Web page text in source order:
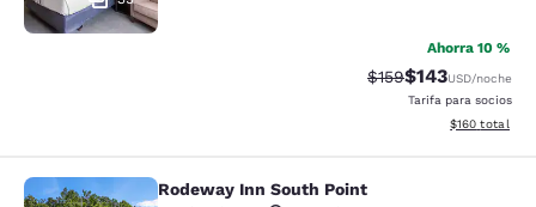
Ahorra 10 %
Precio tachado:
$159Precio con
$143USD/noche
Tarifa para socios
Ver detalles
$160 total
Rodeway Inn South Point
Rodeway Inn South Point